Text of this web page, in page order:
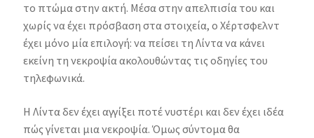
το πτώμα στην ακτή. Μέσα στην απελπισία του και
χωρίς να έχει πρόσβαση στα στοιχεία, ο Χέρτσφελντ
έχει μόνο μία επιλογή: να πείσει τη Λίντα να κάνει
εκείνη τη νεκροψία ακολουθώντας τις οδηγίες του
τηλεφωνικά.
H Λίντα δεν έχει αγγίξει ποτέ νυστέρι και δεν έχει ιδέα
πώς γίνεται μια νεκροψία. Όμως σύντομα θα